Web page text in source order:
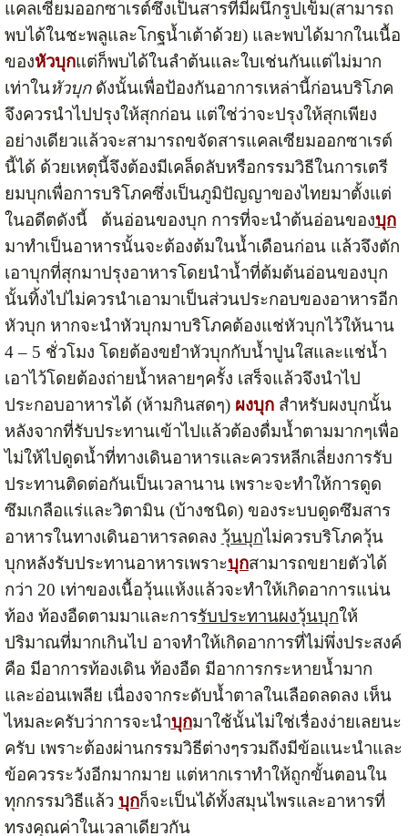
แคลเซียมออกซาเรต์ซึ่งเป็นสารที่มีผนึกรูปเข็ม(สามารถ
พบได้ในชะพลูและโกฐน้ำเต้าด้วย) และพบได้มากในเนื้อ
ของหัวบุกแต่ก็พบได้ในลำต้นและใบเช่นกันแต่ไม่มาก
เท่าในหัวบุกดังนั้นเพื่อป้องกันอาการเหล่านี้ก่อนบริโภค
จึงควรนำไปปรุงให้สุกก่อน แต่ใช่ว่าจะปรุงให้สุกเพียง
อย่างเดียวแล้วจะสามารถขจัดสารแคลเซียมออกซาเรต์
นี้ได้ ด้วยเหตุนี้จึงต้องมีเคล็ดลับหรือกรรมวิธีในการเตรี
ยมบุกเพื่อการบริโภคซึ่งเป็นภูมิปัญญาของไทยมาตั้งแต่
ในอดีตดังนี้ ต้นอ่อนของบุก การที่จะนำต้นอ่อนของบุก
มาทำเป็นอาหารนั้นจะต้องต้มในน้ำเดือนก่อน แล้วจึงตัก
เอาบุกที่สุกมาปรุงอาหารโดยนำน้ำที่ต้มต้นอ่อนของบุก
นั้นทิ้งไปไม่ควรนำเอามาเป็นส่วนประกอบของอาหารอีก
หัวบุก หากจะนำหัวบุกมาบริโภคต้องแช่หัวบุกไว้ให้นาน
4 – 5 ชั่วโมง โดยต้องขยำหัวบุกกับน้ำปูนใสและแช่น้ำ
เอาไว้โดยต้องถ่ายน้ำหลายๆครั้ง เสร็จแล้วจึงนำไป
ประกอบอาหารได้ (ห้ามกินสดๆ) ผงบุกสำหรับผงบุกนั้น
หลังจากที่รับประทานเข้าไปแล้วต้องดื่มน้ำตามมากๆเพื่อ
ไม่ให้ไปดูดน้ำที่ทางเดินอาหารและควรหลีกเลี่ยงการรับ
ประทานติดต่อกันเป็นเวลานาน เพราะจะทำให้การดูด
ซึมเกลือแร่และวิตามิน (บ้างชนิด) ของระบบดูดซึมสาร
อาหารในทางเดินอาหารลดลง วุ้นบุกไม่ควรบริโภควุ้น
บุกหลังรับประทานอาหารเพราะบุกสามารถขยายตัวได้
กว่า 20 เท่าของเนื้อวุ้นแห้งแล้วจะทำให้เกิดอาการแน่น
ท้อง ท้องอืดตามมาและการรับประทานผงวุ้นบุกให้
ปริมาณที่มากเกินไป อาจทำให้เกิดอาการที่ไม่พึ่งประสงค์
คือ มีอาการท้องเดิน ท้องอืด มีอาการกระหายน้ำมาก
และอ่อนเพลีย เนื่องจากระดับน้ำตาลในเลือดลดลง เห็น
ไหมละครับว่าการจะนำบุกมาใช้นั้นไม่ใช่เรื่องง่ายเลยนะ
ครับ เพราะต้องผ่านกรรมวิธีต่างๆรวมถึงมีข้อแนะนำและ
ข้อควรระวังอีกมากมาย แต่หากเราทำให้ถูกขั้นตอนใน
ทุกกรรมวิธีแล้ว บุกก็จะเป็นได้ทั้งสมุนไพรและอาหารที่
ทรงคุณค่าในเวลาเดียวกัน